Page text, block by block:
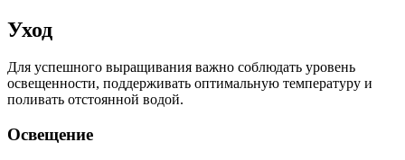
Уход
Для успешного выращивания важно соблюдать уровень
освещенности, поддерживать оптимальную температуру и
поливать отстоянной водой.
Освещение